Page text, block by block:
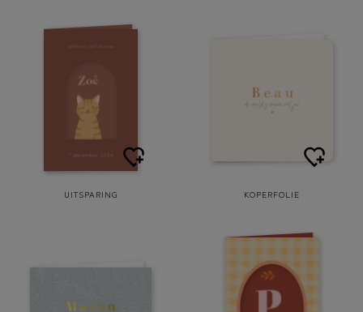
UITSPARING KOPERFOLIE